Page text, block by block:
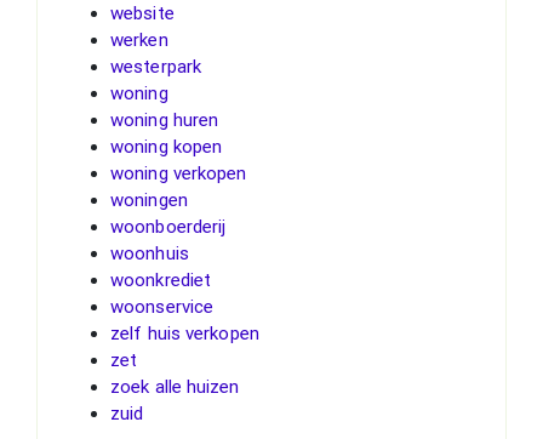
website
werken
westerpark
woning
woning huren
woning kopen
woning verkopen
woningen
woonboerderij
woonhuis
woonkrediet
woonservice
zelf huis verkopen
zet
zoek alle huizen
zuid